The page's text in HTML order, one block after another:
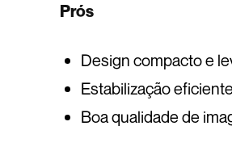
Prós
Design compacto e
Estabilização
Boa qualidade de